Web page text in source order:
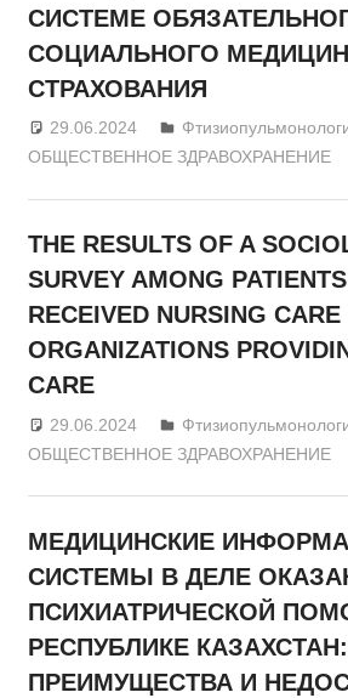
СИСТЕМЕ
СОЦИАЛЬНОГО
СТРАХОВАНИЯ
29.06.2024 admin
ОБЩЕСТВЕННОЕ ЗДРАВОХРАНЕНИЕ
THE RESULTS OF A
SURVEY AMONG
RECEIVED NURSING
ORGANIZATIONS
CARE
29.06.2024 admin
ОБЩЕСТВЕННОЕ ЗДРАВОХРАНЕНИЕ
МЕДИЦИНСКИЕ
СИСТЕМЫ В ДЕЛЕ
ПСИХИАТРИЧЕСКОЙ
РЕСПУБЛИКЕ КАЗАХСТАН:
ПРЕИМУЩЕСТВА И